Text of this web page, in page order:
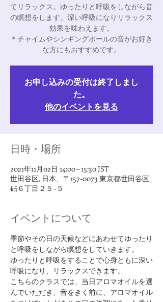
てリラックス。ゆったりと呼吸をしながら音
の瞑想をします。深い呼吸になりリラックス
効果を味わえます。
＊チャイムやシンギングボールの音がお好き
な方にもおすすめです。
お申し込みの受付は終了しまし
た。
他のイベントを見る
日時・場所
2021年11月02日 14:00 – 15:30 JST
世田谷区, 日本、〒157-0073 東京都世田谷区
砧６丁目２５−５
イベントについて
季節やその日の天候などにあわせてゆったり
と呼吸をしながら瞑想をしていきます。
ゆったりと呼吸をすることで心身ともに深い
呼吸になり、リラックスできます。
こちらのクラスでは、当日アロマオイルを選
んでいただき、音をきく前に、アロマオイル